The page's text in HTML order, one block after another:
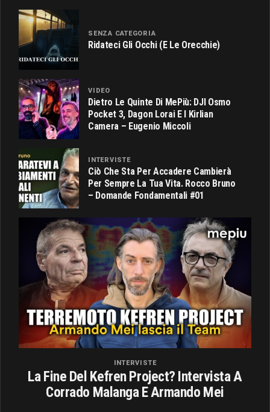
SENZA CATEGORIA
Ridateci Gli Occhi (e Le Orecchie)
VIDEO
Dietro Le Quinte Di MePiù: DJI Osmo
Pocket 3, Dagon Lorai E I Kirlian
Camera – Eugenio Miccoli
INTERVISTE
Ciò Che Sta Per Accadere Cambierà
Per Sempre La Tua Vita. Rocco Bruno
– Domande Fondamentali #01
INTERVISTE
La Fine Del Kefren Project? Intervista A
Corrado Malanga E Armando Mei